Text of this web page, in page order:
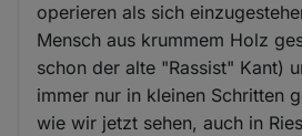
operieren als sich
Mensch aus krummem Holz
schon der alte "Rassist" Kant)
immer nur in kleinen Schritten
wie wir jetzt sehen, auch in